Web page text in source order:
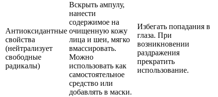
Антиоксидантные
свойства
(нейтрализует
свободные
радикалы)
Вскрыть ампулу,
нанести
содержимое на
очищенную кожу
лица и шеи, мягко
вмассировать.
Можно
использовать как
самостоятельное
средство или
добавлять в маски.
Избегать попадания в
глаза. При
возникновении
раздражения
прекратить
использование.